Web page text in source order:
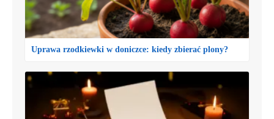
Uprawa rzodkiewki w doniczce: kiedy zbierać plony?